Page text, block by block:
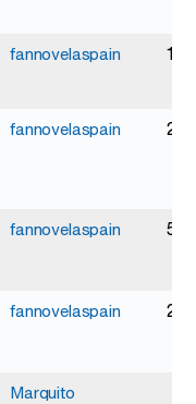
fannovelaspain 13
fannovelaspain 27
fannovelaspain 52
fannovelaspain 22
Marquito